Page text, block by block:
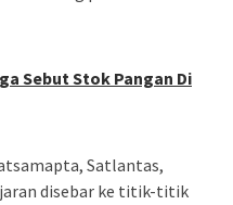
Sebut Stok Pangan Di
Satlantas,
disebar ke titik-titik